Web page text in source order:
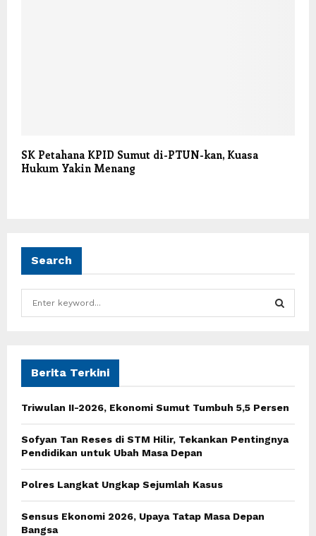
SK Petahana KPID Sumut di-PTUN-kan, Kuasa
Hukum Yakin Menang
Search
f
r
C
H
Berita Terkini
Triwulan II-2026, Ekonomi Sumut Tumbuh 5,5 Persen
Sofyan Tan Reses di STM Hilir, Tekankan Pentingnya
Pendidikan untuk Ubah Masa Depan
Polres Langkat Ungkap Sejumlah Kasus
Sensus Ekonomi 2026, Upaya Tatap Masa Depan
Bangsa